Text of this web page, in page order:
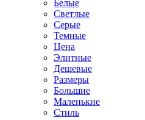
Белые
Светлые
Серые
Темные
Цена
Элитные
Дешевые
Размеры
Большие
Маленькие
Стиль